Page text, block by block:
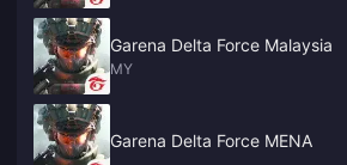
Garena Delta Force Malaysia
MY
Garena Delta Force MENA